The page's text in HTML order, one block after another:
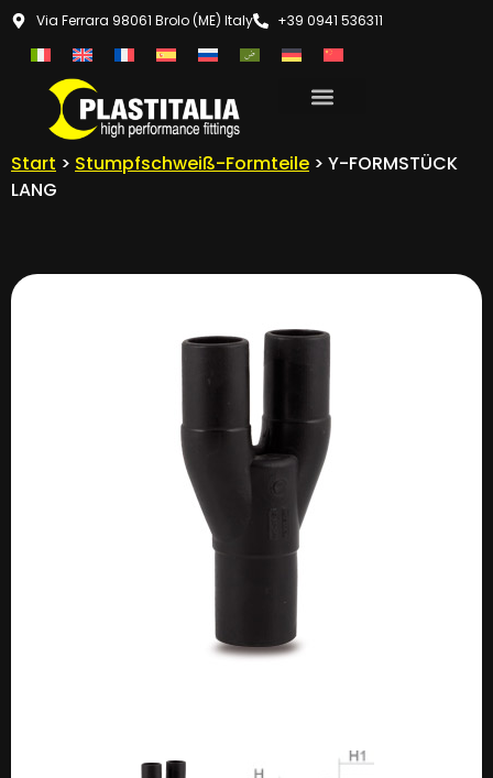
Via Ferrara 98061 Brolo (ME) Italy +39 0941 536311
Start > Stumpfschweiß-Formteile > Y-FORMSTÜCK
LANG